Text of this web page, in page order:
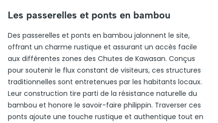
Les passerelles et ponts en bambou
Des passerelles et ponts en bambou jalonnent le site,
offrant un charme rustique et assurant un accès facile
aux différentes zones des Chutes de Kawasan. Conçus
pour soutenir le flux constant de visiteurs, ces structures
traditionnelles sont entretenues par les habitants locaux.
Leur construction tire parti de la résistance naturelle du
bambou et honore le savoir-faire philippin. Traverser ces
ponts ajoute une touche rustique et authentique tout en